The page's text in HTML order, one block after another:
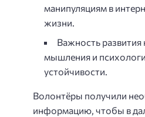
манипуляциям в
жизни.
Важность развития
мышления и
устойчивости.
Волонтёры получили
информацию, чтобы в